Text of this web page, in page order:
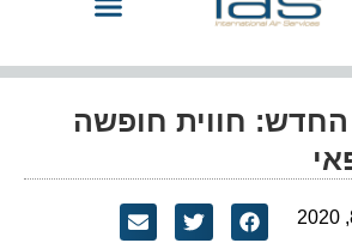
חווית חופשה